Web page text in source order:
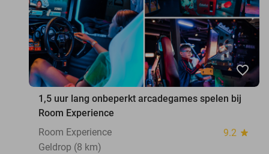
favorite_border
1,5 uur lang onbeperkt arcadegames spelen bij
Room Experience
Room Experience
9.2 star
Geldrop (8 km)